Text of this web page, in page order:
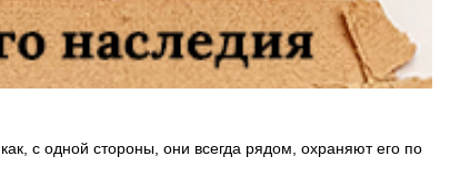
с одной стороны, они всегда рядом, охраняют его по